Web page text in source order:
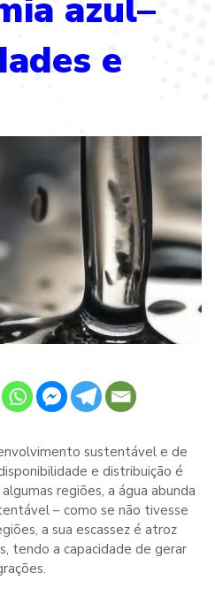
azul–
e
sustentável e de
e distribuição é
regiões, a água abunda
– como se não tivesse
a sua escassez é atroz
tendo a capacidade de gerar